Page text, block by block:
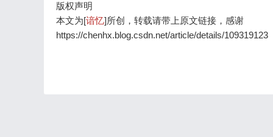
版权声明
本文为[谙忆]所创，转载请带上原文链接，感谢
https://chenhx.blog.csdn.net/article/details/109319123